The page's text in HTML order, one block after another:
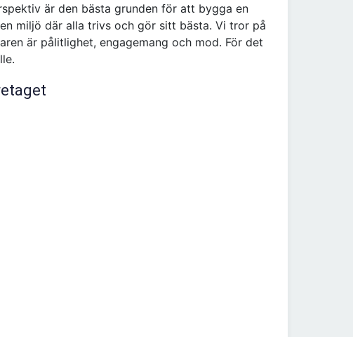
är den bästa grunden för att bygga en
miljö där alla trivs och gör sitt bästa. Vi tror på
är pålitlighet, engagemang och mod. För det